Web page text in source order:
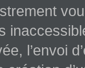
l’envoi